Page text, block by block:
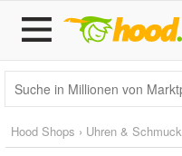
Hood Shops › Uhren & Schmuck